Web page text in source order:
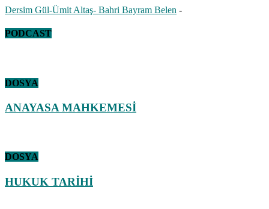
Dersim Gül-Ümit Altaş- Bahri Bayram Belen -
PODCAST
DOSYA
ANAYASA MAHKEMESİ
DOSYA
HUKUK TARİHİ